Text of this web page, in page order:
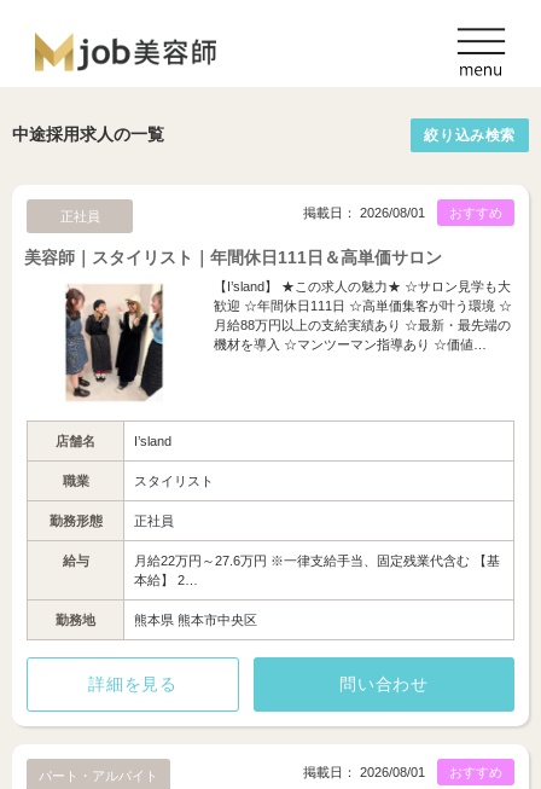
中途採用求人の一覧 絞り込み検索
正社員 おすすめ
掲載日： 2026/08/01
美容師｜スタイリスト｜年間休日111日＆高単価サロン
【I’sland】 ★この求人の魅力★ ☆サロン見学も大
歓迎 ☆年間休日111日 ☆高単価集客が叶う環境 ☆
月給88万円以上の支給実績あり ☆最新・最先端の
機材を導入 ☆マンツーマン指導あり ☆価値…
店舗名 I’sland
職業 スタイリスト
勤務形態 正社員
給与
月給22万円～27.6万円 ※一律支給手当、固定残業代含む 【基
本給】 2…
勤務地 熊本県 熊本市中央区
詳細を見る 問い合わせ
パート・アルバイト おすすめ
掲載日： 2026/08/01